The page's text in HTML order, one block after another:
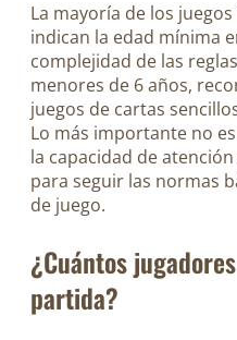
La mayoría de los
indican la edad mínima
complejidad de las
menores de 6 años,
juegos de cartas
Lo más importante no
la capacidad de
para seguir las normas
de juego.
¿Cuántos
partida?